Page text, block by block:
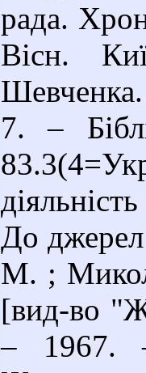
рада.
Вісн.
7. –
До джерел
М. ;
[вид-во
– 1967.